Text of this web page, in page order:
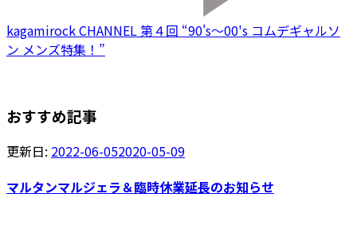
kagamirock CHANNEL 第４回 “90's〜00's コムデギャルソ
ン メンズ特集！”
おすすめ記事
更新日: 2022-06-052020-05-09
マルタンマルジェラ＆臨時休業延長のお知らせ